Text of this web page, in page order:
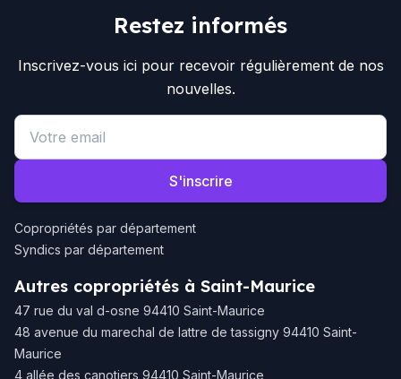
Restez informés
Inscrivez-vous ici pour recevoir régulièrement de nos
nouvelles.
Email address
S'inscrire
Copropriétés par département
Syndics par département
Autres copropriétés à Saint-Maurice
47 rue du val d-osne 94410 Saint-Maurice
48 avenue du marechal de lattre de tassigny 94410 Saint-
Maurice
4 allée des canotiers 94410 Saint-Maurice